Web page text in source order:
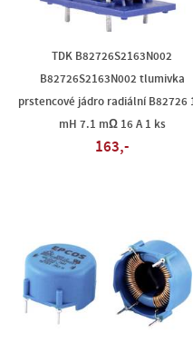
TDK B82726S2163N002
B82726S2163N002 tlumivka
prstencové jádro radiální B82726
mH 7.1 mΩ 16 A 1 ks
163,-